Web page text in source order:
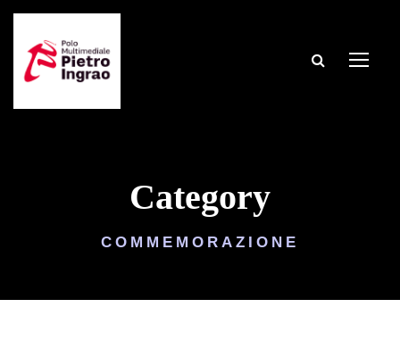
Category
COMMEMORAZIONE